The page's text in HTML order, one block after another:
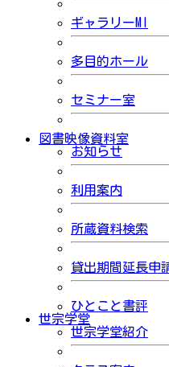
ギャラリーMI
多目的ホール
セミナー室
図書映像資料室
お知らせ
利用案内
所蔵資料検索
貸出期間延長申
ひとこと書評
世宗学堂
世宗学堂紹介